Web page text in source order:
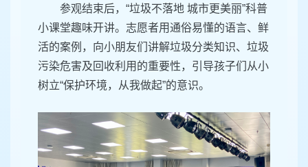
参观结束后，“垃圾不落地 城市更美丽”科普
小课堂趣味开讲。志愿者用通俗易懂的语言、鲜
活的案例，向小朋友们讲解垃圾分类知识、垃圾
污染危害及回收利用的重要性，引导孩子们从小
树立“保护环境，从我做起”的意识。